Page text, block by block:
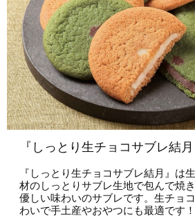
お問い合わせ
『しっとり生チョコサブレ結月
『しっとり生チョコサブレ結月』は
材のしっとりサブレ生地で包んで焼き
優しい味わいのサブレです。生チョ
わいで手土産やおやつにも最適です！